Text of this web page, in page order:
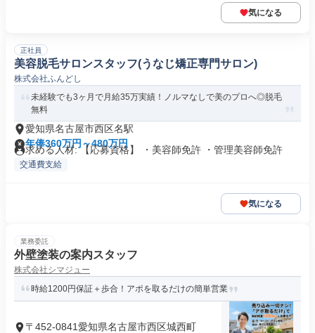
気になる
正社員
美容脱毛サロンスタッフ(うなじ矯正専門サロン)
株式会社ふんどし
未経験でも3ヶ月で月給35万実績！ノルマなしで美のプロへ◎脱毛
無料
愛知県名古屋市西区名駅
年俸360万円～480万円
求める人材: 【応募資格】 ・美容師免許 ・管理美容師免許
交通費支給
気になる
業務委託
外壁塗装の案内スタッフ
株式会社シマジュー
時給1200円保証＋歩合！アポを取るだけの簡単営業
〒452-0841愛知県名古屋市西区城西町